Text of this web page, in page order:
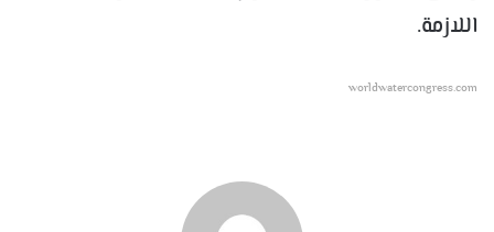
اللازمة.
worldwatercongress.com